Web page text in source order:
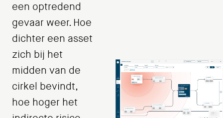
een optredend
gevaar weer. Hoe
dichter een asset
zich bij het
midden van de
cirkel bevindt,
hoe hoger het